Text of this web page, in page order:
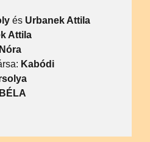
ésUrbanek Attila
Attila
Kabódi